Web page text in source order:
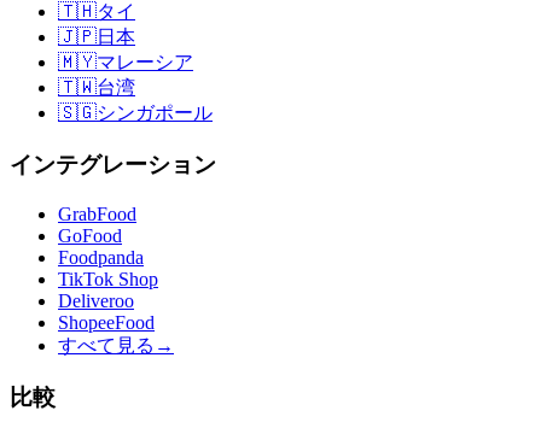
🇹🇭タイ
🇯🇵日本
🇲🇾マレーシア
🇹🇼台湾
🇸🇬シンガポール
インテグレーション
GrabFood
GoFood
Foodpanda
TikTok Shop
Deliveroo
ShopeeFood
すべて見る →
比較